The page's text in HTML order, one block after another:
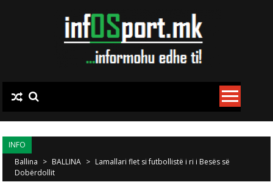
INFO
Ballina > BALLINA > Lamallari flet si futbollistë i ri i Besës së
Dobërdollit